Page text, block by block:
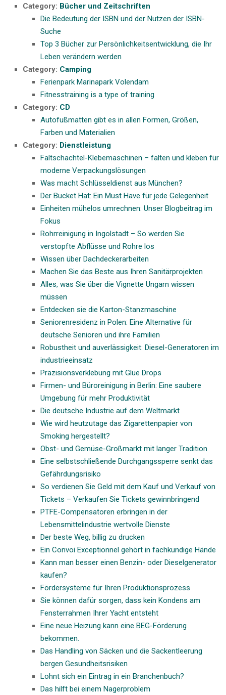
Category: Bücher und Zeitschriften
Die Bedeutung der ISBN und der Nutzen der ISBN-
Suche
Top 3 Bücher zur Persönlichkeitsentwicklung, die Ihr
Leben verändern werden
Category: Camping
Ferienpark Marinapark Volendam
Fitnesstraining is a type of training
Category: CD
Autofußmatten gibt es in allen Formen, Größen,
Farben und Materialien
Category: Dienstleistung
Faltschachtel-Klebemaschinen – falten und kleben für
moderne Verpackungslösungen
Was macht Schlüsseldienst aus München?
Der Bucket Hat: Ein Must Have für jede Gelegenheit
Einheiten mühelos umrechnen: Unser Blogbeitrag im
Fokus
Rohrreinigung in Ingolstadt – So werden Sie
verstopfte Abflüsse und Rohre los
Wissen über Dachdeckerarbeiten
Machen Sie das Beste aus Ihren Sanitärprojekten
Alles, was Sie über die Vignette Ungarn wissen
müssen
Entdecken sie die Karton-Stanzmaschine
Seniorenresidenz in Polen: Eine Alternative für
deutsche Senioren und ihre Familien
Robustheit und auverlässigkeit: Diesel-Generatoren im
industrieeinsatz
Präzisionsverklebung mit Glue Drops
Firmen- und Büroreinigung in Berlin: Eine saubere
Umgebung für mehr Produktivität
Die deutsche Industrie auf dem Weltmarkt
Wie wird heutzutage das Zigarettenpapier von
Smoking hergestellt?
Obst- und Gemüse-Großmarkt mit langer Tradition
Eine selbstschließende Durchgangssperre senkt das
Gefährdungsrisiko
So verdienen Sie Geld mit dem Kauf und Verkauf von
Tickets – Verkaufen Sie Tickets gewinnbringend
PTFE-Compensatoren erbringen in der
Lebensmittelindustrie wertvolle Dienste
Der beste Weg, billig zu drucken
Ein Convoi Exceptionnel gehört in fachkundige Hände
Kann man besser einen Benzin- oder Dieselgenerator
kaufen?
Fördersysteme für Ihren Produktionsprozess
Sie können dafür sorgen, dass kein Kondens am
Fensterrahmen Ihrer Yacht entsteht
Eine neue Heizung kann eine BEG-Förderung
bekommen.
Das Handling von Säcken und die Sackentleerung
bergen Gesundheitsrisiken
Lohnt sich ein Eintrag in ein Branchenbuch?
Das hilft bei einem Nagerproblem